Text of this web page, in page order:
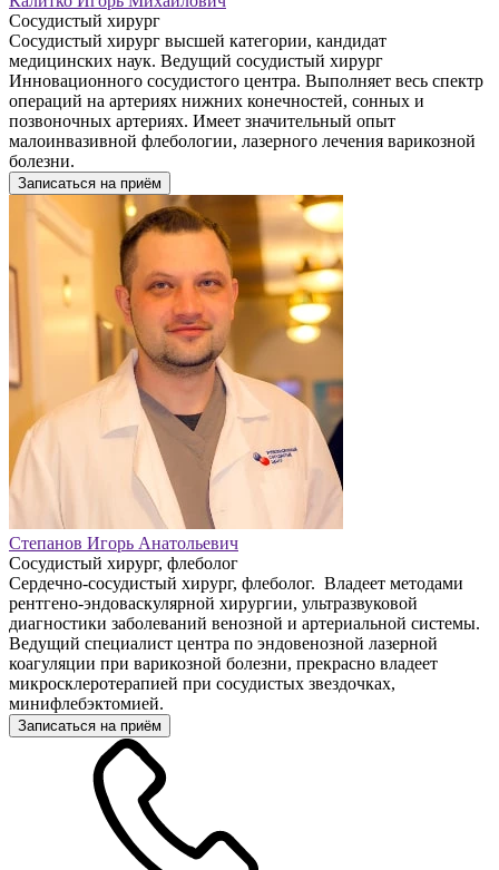
Сосудистый хирург
Сосудистый хирург высшей категории, кандидат
медицинских наук. Ведущий сосудистый хирург
Инновационного сосудистого центра. Выполняет весь спектр
операций на артериях нижних конечностей, сонных и
позвоночных артериях. Имеет значительный опыт
малоинвазивной флебологии, лазерного лечения варикозной
болезни.
Записаться на приём
Степанов Игорь Анатольевич
Сосудистый хирург, флеболог
Сердечно-сосудистый хирург, флеболог. Владеет методами
рентгено-эндоваскулярной хирургии, ультразвуковой
диагностики заболеваний венозной и артериальной системы.
Ведущий специалист центра по эндовенозной лазерной
коагуляции при варикозной болезни, прекрасно владеет
микросклеротерапией при сосудистых звездочках,
минифлебэктомией.
Записаться на приём